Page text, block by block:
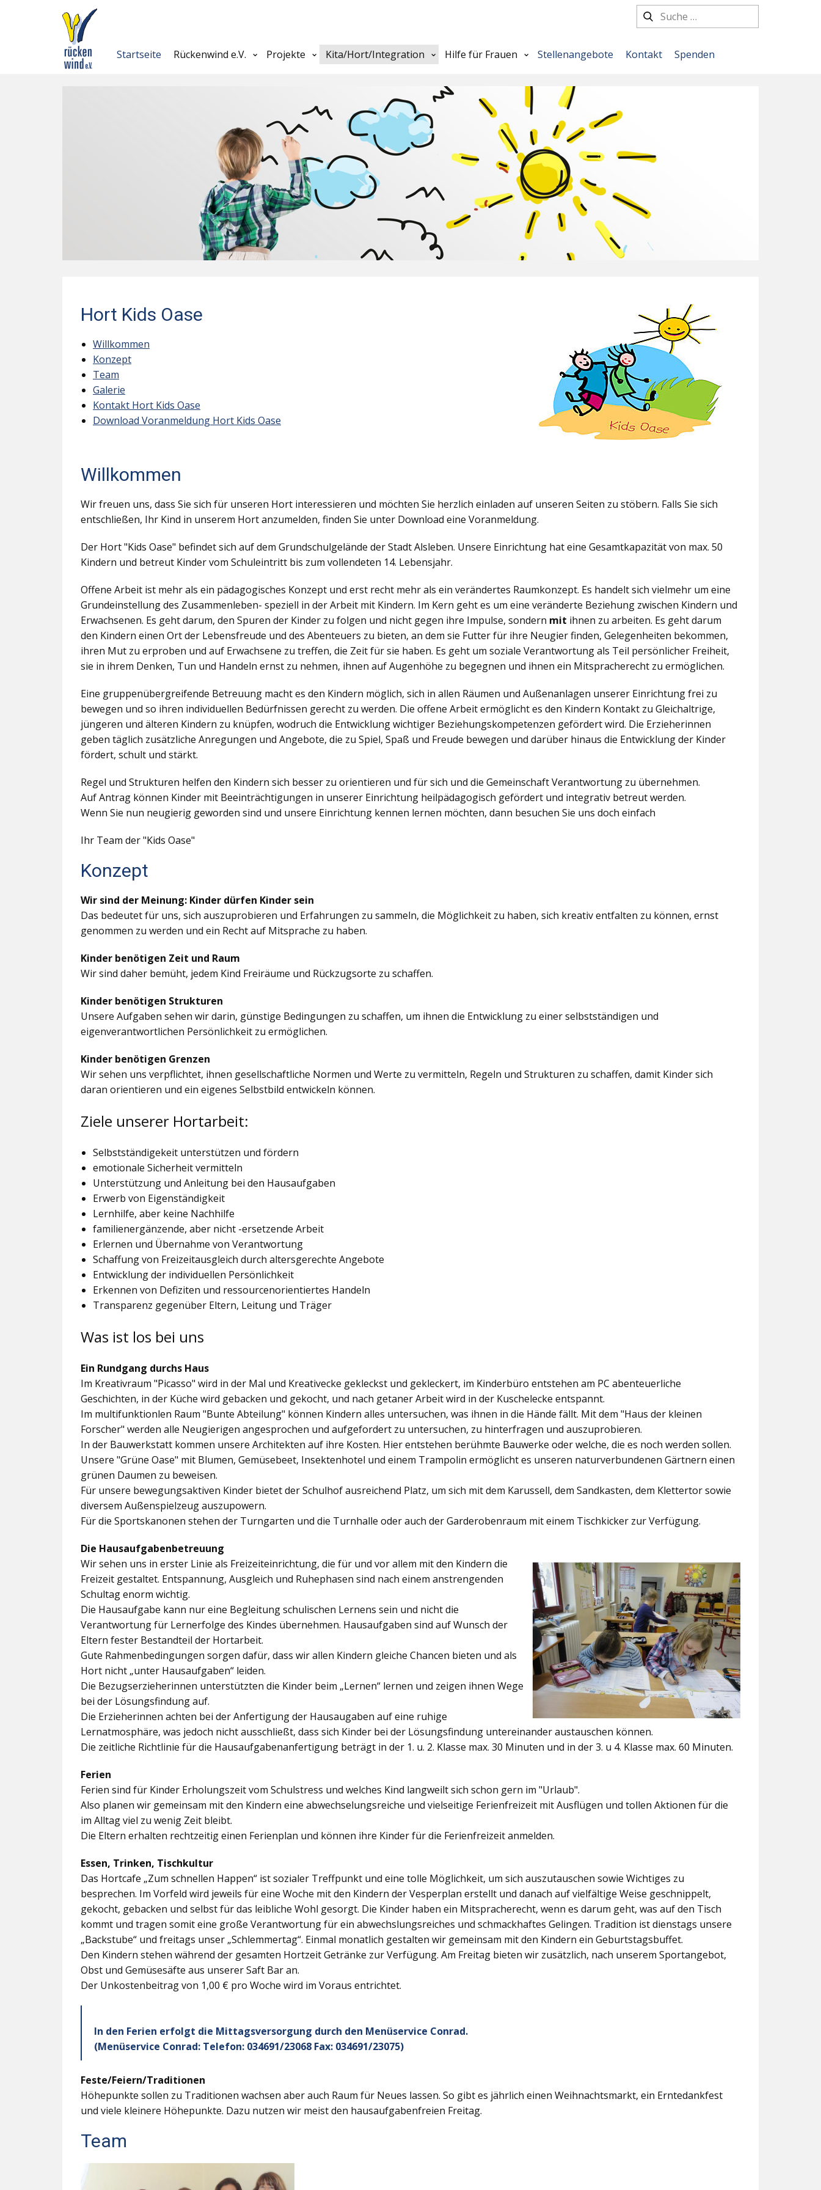
Startseite Rückenwind e.V. Projekte Kita/Hort/Integration Hilfe für Frauen Stellenangebote Kontakt Spenden
Hort Kids Oase
Willkommen
Konzept
Team
Galerie
Kontakt Hort Kids Oase
Download Voranmeldung Hort Kids Oase
Willkommen
Wir freuen uns, dass Sie sich für unseren Hort interessieren und möchten Sie herzlich einladen auf unseren Seiten zu stöbern. Falls Sie sich
entschließen, Ihr Kind in unserem Hort anzumelden, finden Sie unter Download eine Voranmeldung.
Der Hort "Kids Oase" befindet sich auf dem Grundschulgelände der Stadt Alsleben. Unsere Einrichtung hat eine Gesamtkapazität von max. 50
Kindern und betreut Kinder vom Schuleintritt bis zum vollendeten 14. Lebensjahr.
Offene Arbeit ist mehr als ein pädagogisches Konzept und erst recht mehr als ein verändertes Raumkonzept. Es handelt sich vielmehr um eine
Grundeinstellung des Zusammenleben- speziell in der Arbeit mit Kindern. Im Kern geht es um eine veränderte Beziehung zwischen Kindern und
Erwachsenen. Es geht darum, den Spuren der Kinder zu folgen und nicht gegen ihre Impulse, sondern mit ihnen zu arbeiten. Es geht darum
den Kindern einen Ort der Lebensfreude und des Abenteuers zu bieten, an dem sie Futter für ihre Neugier finden, Gelegenheiten bekommen,
ihren Mut zu erproben und auf Erwachsene zu treffen, die Zeit für sie haben. Es geht um soziale Verantwortung als Teil persönlicher Freiheit,
sie in ihrem Denken, Tun und Handeln ernst zu nehmen, ihnen auf Augenhöhe zu begegnen und ihnen ein Mitspracherecht zu ermöglichen.
Eine gruppenübergreifende Betreuung macht es den Kindern möglich, sich in allen Räumen und Außenanlagen unserer Einrichtung frei zu
bewegen und so ihren individuellen Bedürfnissen gerecht zu werden. Die offene Arbeit ermöglicht es den Kindern Kontakt zu Gleichaltrige,
jüngeren und älteren Kindern zu knüpfen, wodruch die Entwicklung wichtiger Beziehungskompetenzen gefördert wird. Die Erzieherinnen
geben täglich zusätzliche Anregungen und Angebote, die zu Spiel, Spaß und Freude bewegen und darüber hinaus die Entwicklung der Kinder
fördert, schult und stärkt.
Regel und Strukturen helfen den Kindern sich besser zu orientieren und für sich und die Gemeinschaft Verantwortung zu übernehmen.
Auf Antrag können Kinder mit Beeinträchtigungen in unserer Einrichtung heilpädagogisch gefördert und integrativ betreut werden.
Wenn Sie nun neugierig geworden sind und unsere Einrichtung kennen lernen möchten, dann besuchen Sie uns doch einfach
Ihr Team der "Kids Oase"
Konzept
Wir sind der Meinung: Kinder dürfen Kinder sein
Das bedeutet für uns, sich auszuprobieren und Erfahrungen zu sammeln, die Möglichkeit zu haben, sich kreativ entfalten zu können, ernst
genommen zu werden und ein Recht auf Mitsprache zu haben.
Kinder benötigen Zeit und Raum
Wir sind daher bemüht, jedem Kind Freiräume und Rückzugsorte zu schaffen.
Kinder benötigen Strukturen
Unsere Aufgaben sehen wir darin, günstige Bedingungen zu schaffen, um ihnen die Entwicklung zu einer selbstständigen und
eigenverantwortlichen Persönlichkeit zu ermöglichen.
Kinder benötigen Grenzen
Wir sehen uns verpflichtet, ihnen gesellschaftliche Normen und Werte zu vermitteln, Regeln und Strukturen zu schaffen, damit Kinder sich
daran orientieren und ein eigenes Selbstbild entwickeln können.
Ziele unserer Hortarbeit:
Selbstständigekeit unterstützen und fördern
emotionale Sicherheit vermitteln
Unterstützung und Anleitung bei den Hausaufgaben
Erwerb von Eigenständigkeit
Lernhilfe, aber keine Nachhilfe
familienergänzende, aber nicht -ersetzende Arbeit
Erlernen und Übernahme von Verantwortung
Schaffung von Freizeitausgleich durch altersgerechte Angebote
Entwicklung der individuellen Persönlichkeit
Erkennen von Defiziten und ressourcenorientiertes Handeln
Transparenz gegenüber Eltern, Leitung und Träger
Was ist los bei uns
Ein Rundgang durchs Haus
Im Kreativraum "Picasso" wird in der Mal und Kreativecke gekleckst und gekleckert, im Kinderbüro entstehen am PC abenteuerliche
Geschichten, in der Küche wird gebacken und gekocht, und nach getaner Arbeit wird in der Kuschelecke entspannt.
Im multifunktionlen Raum "Bunte Abteilung" können Kindern alles untersuchen, was ihnen in die Hände fällt. Mit dem "Haus der kleinen
Forscher" werden alle Neugierigen angesprochen und aufgefordert zu untersuchen, zu hinterfragen und auszuprobieren.
In der Bauwerkstatt kommen unsere Architekten auf ihre Kosten. Hier entstehen berühmte Bauwerke oder welche, die es noch werden sollen.
Unsere "Grüne Oase" mit Blumen, Gemüsebeet, Insektenhotel und einem Trampolin ermöglicht es unseren naturverbundenen Gärtnern einen
grünen Daumen zu beweisen.
Für unsere bewegungsaktiven Kinder bietet derSchulhofausreichend Platz, um sich mit dem Karussell, dem Sandkasten, dem Klettertor sowie
diversem Außenspielzeug auszupowern.
Für die Sportskanonen stehen der Turngarten und die Turnhalle oder auch derGarderobenraum mit einem Tischkicker zur Verfügung.
Die Hausaufgabenbetreuung
Wir sehen uns in erster Linie als Freizeiteinrichtung, die für und vor allem mit den Kindern die
Freizeit gestaltet. Entspannung, Ausgleich und Ruhephasen sind nach einem anstrengenden
Schultag enorm wichtig.
Die Hausaufgabe kann nur eine Begleitung schulischen Lernens sein und nicht die
Verantwortung für Lernerfolge des Kindes übernehmen. Hausaufgaben sind auf Wunsch der
Eltern fester Bestandteil der Hortarbeit.
Gute Rahmenbedingungen sorgen dafür, dass wir allen Kindern gleiche Chancen bieten und als
Hort nicht „unter Hausaufgaben“ leiden.
Die Bezugserzieherinnen unterstützten die Kinder beim „Lernen“ lernen und zeigen ihnen Wege
bei der Lösungsfindung auf.
Die Erzieherinnen achten bei der Anfertigung der Hausaugaben auf eine ruhige
Lernatmosphäre, was jedoch nicht ausschließt, dass sich Kinder bei der Lösungsfindung untereinander austauschen können.
Die zeitliche Richtlinie für die Hausaufgabenanfertigung beträgt in der 1. u. 2. Klasse max. 30 Minuten und in der 3. u 4. Klasse max. 60 Minuten.
Ferien
Ferien sind für Kinder Erholungszeit vom Schulstress und welches Kind langweilt sich schon gern im "Urlaub".
Also planen wir gemeinsam mit den Kindern eine abwechselungsreiche und vielseitige Ferienfreizeit mit Ausflügen und tollen Aktionen für die
im Alltag viel zu wenig Zeit bleibt.
Die Eltern erhalten rechtzeitig einen Ferienplan und können ihre Kinder für die Ferienfreizeit anmelden.
Essen, Trinken, Tischkultur
Das Hortcafe „Zum schnellen Happen“ ist sozialer Treffpunkt und eine tolle Möglichkeit, um sich auszutauschen sowie Wichtiges zu
besprechen. Im Vorfeld wird jeweils für eine Woche mit den Kindern der Vesperplan erstellt und danach auf vielfältige Weise geschnippelt,
gekocht, gebacken und selbst für das leibliche Wohl gesorgt. Die Kinder haben ein Mitspracherecht, wenn es darum geht, was auf den Tisch
kommt und tragen somit eine große Verantwortung für ein abwechslungsreiches und schmackhaftes Gelingen. Tradition ist dienstags unsere
„Backstube“ und freitags unser „Schlemmertag“. Einmal monatlich gestalten wir gemeinsam mit den Kindern ein Geburtstagsbuffet.
Den Kindern stehen während der gesamten Hortzeit Getränke zur Verfügung. Am Freitag bieten wir zusätzlich, nach unserem Sportangebot,
Obst und Gemüsesäfte aus unserer Saft Bar an.
Der Unkostenbeitrag von 1,00 € pro Woche wird im Voraus entrichtet.
In den Ferien erfolgt die Mittagsversorgung durch den Menüservice Conrad.
(Menüservice Conrad: Telefon: 034691/23068 Fax: 034691/23075)
Feste/Feiern/Traditionen
Höhepunkte sollen zu Traditionen wachsen aber auch Raum für Neues lassen. So gibt es jährlich einen Weihnachtsmarkt, ein Erntedankfest
und viele kleinere Höhepunkte. Dazu nutzen wir meist den hausaufgabenfreien Freitag.
Team